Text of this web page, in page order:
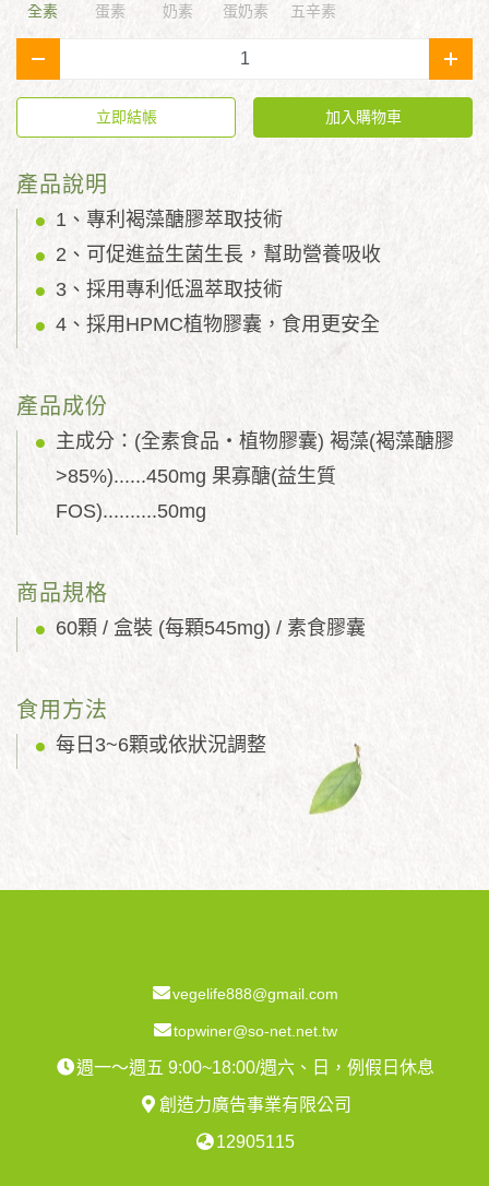
全素 蛋素 奶素 蛋奶素 五辛素
- +
立即結帳 加入購物車
產品說明
1、專利褐藻醣膠萃取技術
2、可促進益生菌生長，幫助營養吸收
3、採用專利低溫萃取技術
4、採用HPMC植物膠囊，食用更安全
產品成份
主成分：(全素食品‧植物膠囊) 褐藻(褐藻醣膠
>85%)......450mg 果寡醣(益生質
FOS)..........50mg
商品規格
60顆 / 盒裝 (每顆545mg) / 素食膠囊
食用方法
每日3~6顆或依狀況調整
vegelife888@gmail.com
topwiner@so-net.net.tw
週一～週五 9:00~18:00/週六、日，例假日休息
創造力廣告事業有限公司
12905115